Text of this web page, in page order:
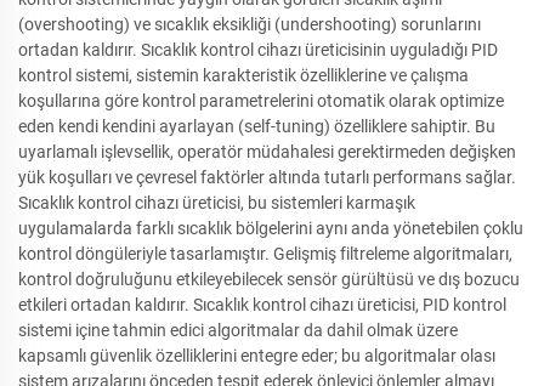
(overshooting) ve sıcaklık eksikliği (undershooting) sorunlarını
ortadan kaldırır. Sıcaklık kontrol cihazı üreticisinin uyguladığı PID
kontrol sistemi, sistemin karakteristik özelliklerine ve çalışma
koşullarına göre kontrol parametrelerini otomatik olarak optimize
eden kendi kendini ayarlayan (self-tuning) özelliklere sahiptir. Bu
uyarlamalı işlevsellik, operatör müdahalesi gerektirmeden değişken
yük koşulları ve çevresel faktörler altında tutarlı performans sağlar.
Sıcaklık kontrol cihazı üreticisi, bu sistemleri karmaşık
uygulamalarda farklı sıcaklık bölgelerini aynı anda yönetebilen çoklu
kontrol döngüleriyle tasarlamıştır. Gelişmiş filtreleme algoritmaları,
kontrol doğruluğunu etkileyebilecek sensör gürültüsü ve dış bozucu
etkileri ortadan kaldırır. Sıcaklık kontrol cihazı üreticisi, PID kontrol
sistemi içine tahmin edici algoritmalar da dahil olmak üzere
kapsamlı güvenlik özelliklerini entegre eder; bu algoritmalar olası
sistem arızalarını önceden tespit ederek önleyici önlemler almayı